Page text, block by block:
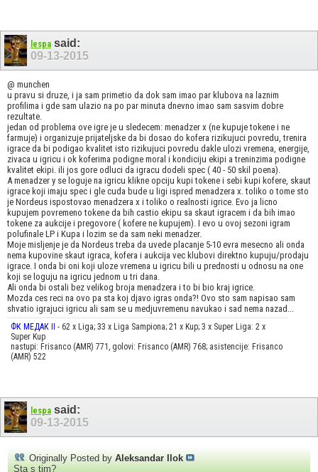
lespasaid:
09-13-2015
@ munchen
u pravu si druze, i ja sam primetio da dok sam imao par klubova na laznim
profilima i gde sam ulazio na po par minuta dnevno imao sam sasvim dobre
rezultate.
jedan od problema ove igre je u sledecem: menadzer x (ne kupuje tokene i ne
farmuje) i organizuje prijateljske da bi dosao do kofera rizikujuci povredu, trenira
igrace da bi podigao kvalitet isto rizikujuci povredu dakle ulozi vremena, energije,
zivaca u igricu i ok koferima podigne moral i kondiciju ekipi a treninzima podigne
kvalitet ekipi. ili jos gore odluci da igracu dodeli spec ( 40 - 50 skil poena).
A menadzer y se loguje na igricu klikne opciju kupi tokene i sebi kupi kofere, skaut
igrace koji imaju spec i gle cuda bude u ligi ispred menadzera x. toliko o tome sto
je Nordeus ispostovao menadzera x i toliko o realnosti igrice. Evo ja licno
kupujem povremeno tokene da bih castio ekipu sa skaut igracem i da bih imao
tokene za aukcije i pregovore ( kofere ne kupujem). I evo u ovoj sezoni igram
polufinale LP i Kupa i lozim se da sam neki menadzer.
Moje misljenje je da Nordeus treba da uvede placanje 5-10 evra mesecno ali onda
nema kupovine skaut igraca, kofera i aukcija vec klubovi direktno kupuju/prodaju
igrace. I onda bi oni koji uloze vremena u igricu bili u prednosti u odnosu na one
koji se loguju na igricu jednom u tri dana.
Ali onda bi ostali bez velikog broja menadzera i to bi bio kraj igrice.
Mozda ces reci na ovo pa sta koj djavo igras onda?! Ovo sto sam napisao sam
shvatio igrajuci igricu ali sam se u medjuvremenu navukao i sad nema nazad...
ФК МЕДАК II
- 62 x Liga; 33 x Liga Sampiona; 21 x Kup; 3 x Super Liga: 2 x
Super Kup
nastupi: Frisanco (AMR) 771, golovi: Frisanco (AMR) 768; asistencije: Frisanco
(AMR) 522
lespasaid:
09-13-2015
Originally Posted by Aleksandar Ilok
Sta s tim?